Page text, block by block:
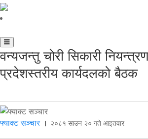
वन्यजन्तु चोरी सिकारी
प्रदेशस्तरीय कार्यदलको बैठक
फ्याक्ट सञ्चार । २०८१ साउन २० गते आइतवार